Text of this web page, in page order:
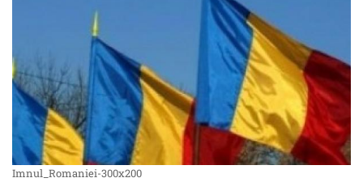
Imnul_Romaniei-300x200